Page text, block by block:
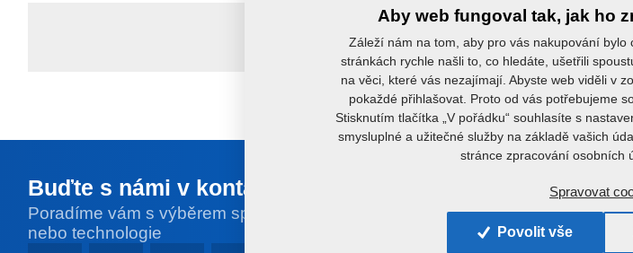
Máte nějaké dotazy?
Buďte s námi v kontaktu
Poradíme vám s výběrem správného stroje
nebo technologie
Aby web fungoval tak, jak ho
Záleží nám na tom, aby pro vás nakupování bylo
stránkách rychle našli to, co hledáte, ušetřili
na věci, které vás nezajímají. Abyste web viděli v
pokaždé přihlašovat. Proto od vás potřebujeme
Stisknutím tlačítka „V pořádku“ souhlasíte s
smysluplné a užitečné služby na základě vašich
stránce zpracování osobních
Spravovat
Povolit vše